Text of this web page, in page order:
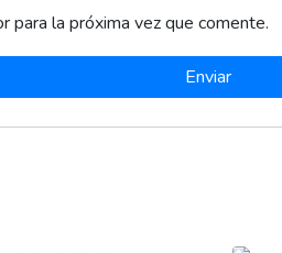
para la próxima vez que comente.